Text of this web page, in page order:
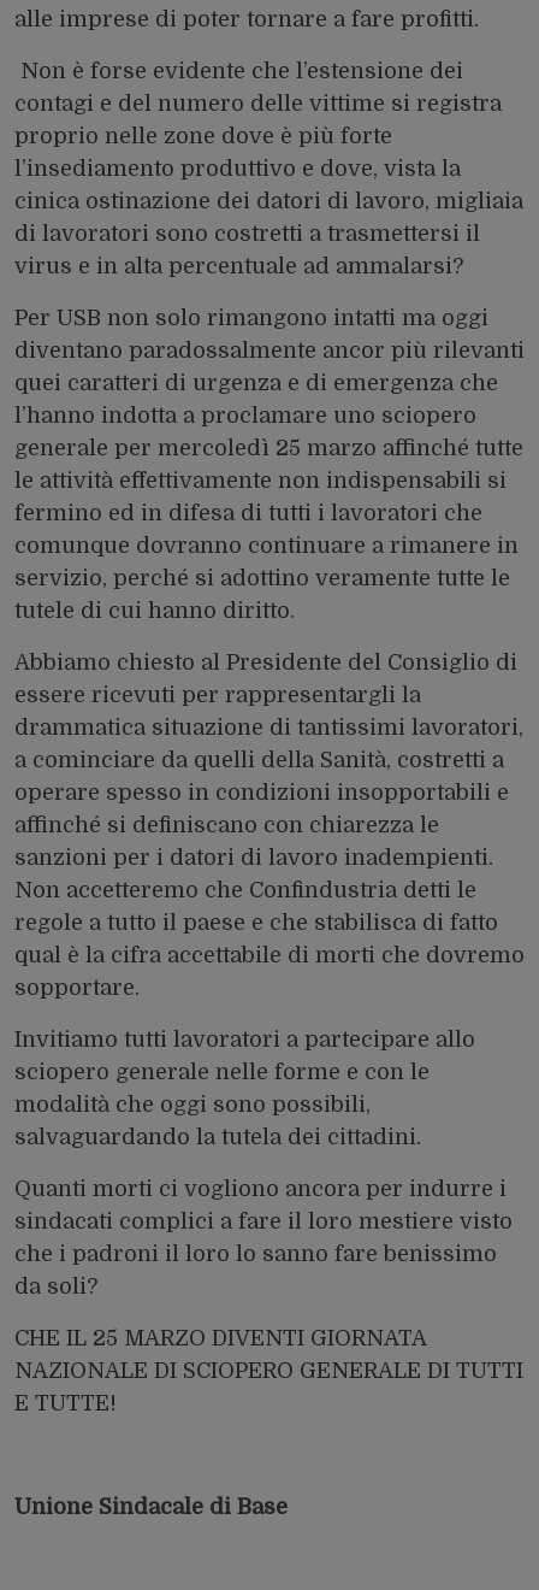
alle imprese di poter tornare a fare profitti.
Non è forse evidente che l’estensione dei
contagi e del numero delle vittime si registra
proprio nelle zone dove è più forte
l’insediamento produttivo e dove, vista la
cinica ostinazione dei datori di lavoro, migliaia
di lavoratori sono costretti a trasmettersi il
virus e in alta percentuale ad ammalarsi?
Per USB non solo rimangono intatti ma oggi
diventano paradossalmente ancor più rilevanti
quei caratteri di urgenza e di emergenza che
l’hanno indotta a proclamare uno sciopero
generale per mercoledì 25 marzo affinché tutte
le attività effettivamente non indispensabili si
fermino ed in difesa di tutti i lavoratori che
comunque dovranno continuare a rimanere in
servizio, perché si adottino veramente tutte le
tutele di cui hanno diritto.
Abbiamo chiesto al Presidente del Consiglio di
essere ricevuti per rappresentargli la
drammatica situazione di tantissimi lavoratori,
a cominciare da quelli della Sanità, costretti a
operare spesso in condizioni insopportabili e
affinché si definiscano con chiarezza le
sanzioni per i datori di lavoro inadempienti.
Non accetteremo che Confindustria detti le
regole a tutto il paese e che stabilisca di fatto
qual è la cifra accettabile di morti che dovremo
sopportare.
Invitiamo tutti lavoratori a partecipare allo
sciopero generale nelle forme e con le
modalità che oggi sono possibili,
salvaguardando la tutela dei cittadini.
Quanti morti ci vogliono ancora per indurre i
sindacati complici a fare il loro mestiere visto
che i padroni il loro lo sanno fare benissimo
da soli?
CHE IL 25 MARZO DIVENTI GIORNATA
NAZIONALE DI SCIOPERO GENERALE DI TUTTI
E TUTTE!
Unione Sindacale di Base